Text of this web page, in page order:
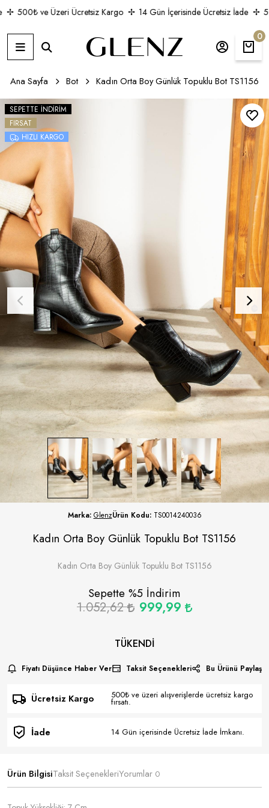
500₺ ve Üzeri Ücretsiz Kargo 14 Gün İçerisinde Ücretsiz İade
0
Ana Sayfa Bot Kadın Orta Boy Günlük Topuklu Bot TS1156
SEPETTE İNDIRIM
FIRSAT
HIZLI KARGO
Marka: GlenzÜrün Kodu: TS0014240036
Kadın Orta Boy Günlük Topuklu Bot TS1156
Kadın Orta Boy Günlük Topuklu Bot TS1156
Sepette %5 İndirim
1.052,62 999,99
TÜKENDI
Fiyatı Düşünce Haber Ver Taksit Seçenekleri Bu Ürünü Paylaş
Ücretsiz Kargo 500₺ ve üzeri alışverişlerde ücretsiz kargo
fırsatı.
İade 14 Gün içerisinde Ücretsiz İade İmkanı.
Ürün BilgisiTaksit SeçenekleriYorumlar 0